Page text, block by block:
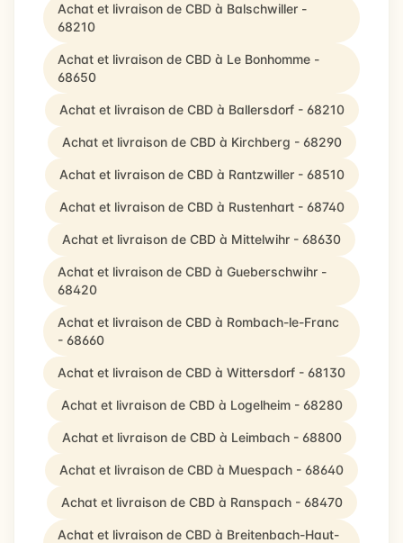
Achat et livraison de CBD à Balschwiller -
68210
Achat et livraison de CBD à Le Bonhomme -
68650
Achat et livraison de CBD à Ballersdorf - 68210
Achat et livraison de CBD à Kirchberg - 68290
Achat et livraison de CBD à Rantzwiller - 68510
Achat et livraison de CBD à Rustenhart - 68740
Achat et livraison de CBD à Mittelwihr - 68630
Achat et livraison de CBD à Gueberschwihr -
68420
Achat et livraison de CBD à Rombach-le-Franc
- 68660
Achat et livraison de CBD à Wittersdorf - 68130
Achat et livraison de CBD à Logelheim - 68280
Achat et livraison de CBD à Leimbach - 68800
Achat et livraison de CBD à Muespach - 68640
Achat et livraison de CBD à Ranspach - 68470
Achat et livraison de CBD à Breitenbach-Haut-